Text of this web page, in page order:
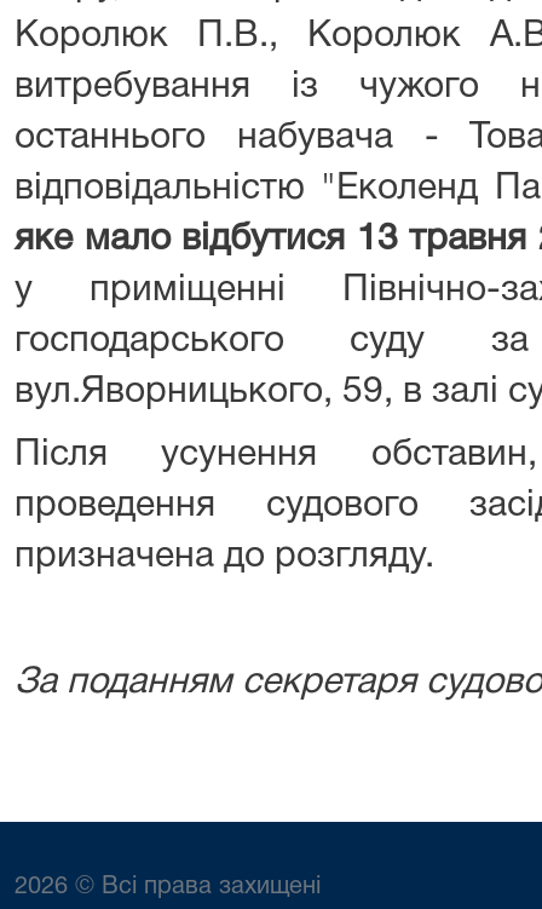
Королюк П.В., Королюк
витребування із чужого
останнього набувача -
відповідальністю "Еколенд
яке мало відбутися 13
у приміщенні Північно-
господарського суду
вул.Яворницького, 59, в залі
Після усунення
проведення судового
призначена до розгляду.
За поданням секретаря
2026 © Всі права захищені